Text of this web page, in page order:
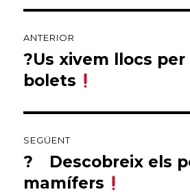
d'entrades
ANTERIOR
Entrada
anterior:
?Us xivem llocs
bolets
SEGÜENT
Entrada
següent:
?⠀ Descobreix els
mamífers